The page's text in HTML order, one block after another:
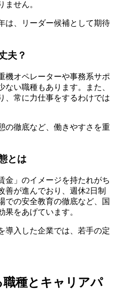
ません。
は、リーダー候補として期待
夫？
機オペレーターや事務系サポ
い職種もあります。また、
、常に力仕事をするわけでは
の徹底など、働きやすさを重
とは
金」のイメージを持たれがち
善が進んでおり、週休2日制
での安全教育の徹底など、国
をあげています。
導入した企業では、若手の定
種とキャリアパ